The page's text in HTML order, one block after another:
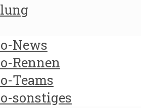
News
Rennen
Teams
sonstiges